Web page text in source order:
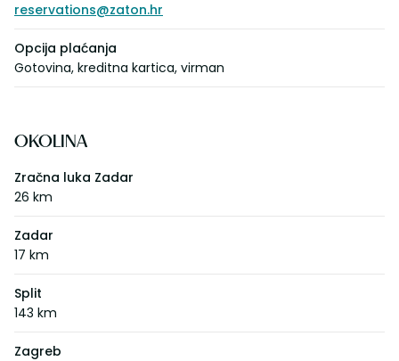
reservations@zaton.hr
Opcija plaćanja
Gotovina, kreditna kartica, virman
OKOLINA
Zračna luka Zadar
26 km
Zadar
17 km
Split
143 km
Zagreb